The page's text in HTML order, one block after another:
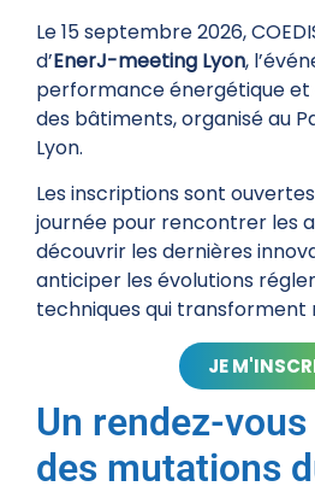
Le 15 septembre 2026,
d’EnerJ-meeting Lyon,
performance énergétique
des bâtiments, organisé au
Lyon.
Les inscriptions sont
journée pour rencontrer les
découvrir les dernières
anticiper les évolutions
techniques qui transforment
JE
Un rendez-
des mutations